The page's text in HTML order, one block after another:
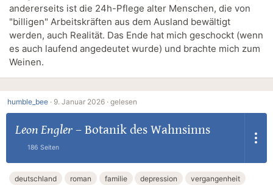
andererseits ist die 24h-Pflege alter Menschen, die von
"billigen" Arbeitskräften aus dem Ausland bewältigt
werden, auch Realität. Das Ende hat mich geschockt (wenn
es auch laufend angedeutet wurde) und brachte mich zum
Weinen.
humble_bee · 9. Januar 2026 · gelesen
Leon Engler– Botanik des Wahnsinns
186 Seiten
deutschland roman familie depression vergangenheit